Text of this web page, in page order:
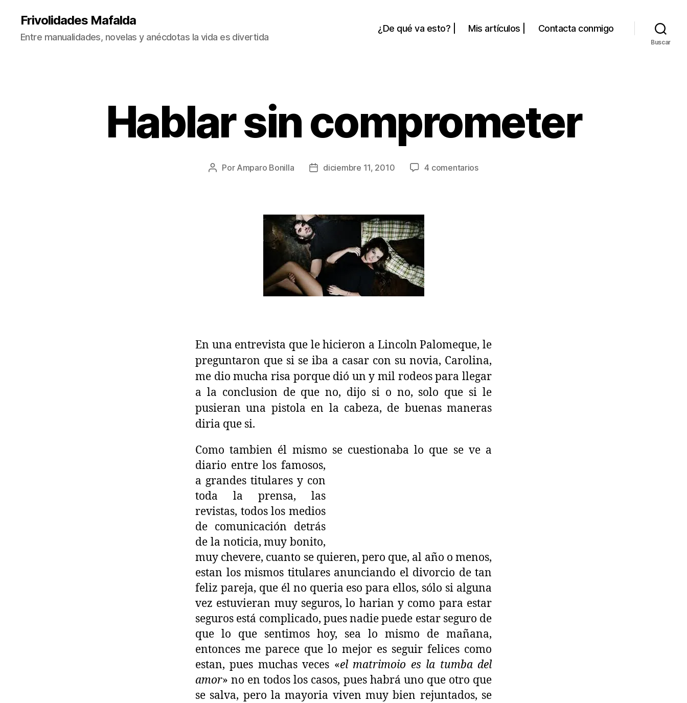
Frivolidades Mafalda
Entre manualidades, novelas y anécdotas la vida es divertida
¿De qué va esto? | Mis artículos | Contacta conmigo
Buscar
Hablar sin comprometer
Autor
Por Amparo Bonilla
Fechadiciembre 11, 2010 4 comentariosen
En una entrevista que le hicieron a Lincoln Palomeque, le
preguntaron que si se iba a casar con su novia, Carolina,
me dio mucha risa porque dió un y mil rodeos para llegar
a la conclusion de que no, dijo si o no, solo que si le
pusieran una pistola en la cabeza, de buenas maneras
diria que si.
Como tambien él mismo se cuestionaba lo que se ve a
diario entre los famosos,
a grandes titulares y con
toda la prensa, las
revistas, todos los medios
de comunicación detrás
de la noticia, muy bonito,
muy chevere, cuanto se quieren, pero que, al año o menos,
estan los mismos titulares anunciando el divorcio de tan
feliz pareja, que él no queria eso para ellos, sólo si alguna
vez estuvieran muy seguros, lo harian y como para estar
seguros está complicado, pues nadie puede estar seguro de
que lo que sentimos hoy, sea lo mismo de mañana,
entonces me parece que lo mejor es seguir felices como
estan, pues muchas veces «el matrimoio es la tumba del
amor» no en todos los casos, pues habrá uno que otro que
se salva, pero la mayoria viven muy bien rejuntados, se